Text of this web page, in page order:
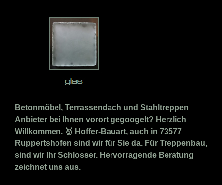
Betonmöbel, Terrassendach und Stahltreppen
Anbieter bei Ihnen vorort gegoogelt? Herzlich
Willkommen. 🥇 Hoffer-Bauart, auch in 73577
Ruppertshofen sind wir für Sie da. Für Treppenbau,
sind wir Ihr Schlosser. Hervorragende Beratung
zeichnet uns aus.